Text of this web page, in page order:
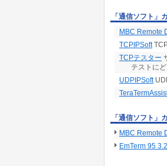
「通信ソフト」
MBC Remote
TCPIPSoft
TCPテスター
テストに
UDPIPSoft
「通信ソフト」
MBC Remote
EmTerm 95